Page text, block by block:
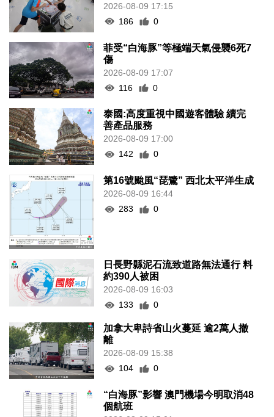
2026-08-09 17:15
186
0
菲受“白海豚”等極端天氣侵襲6死7
傷
2026-08-09 17:07
116
0
泰國:高度重視中國遊客體驗 續完
善產品服務
2026-08-09 17:00
142
0
第16號颱風“琵鷺” 西北太平洋生成
2026-08-09 16:44
283
0
日長野縣泥石流致道路無法通行 料
約390人被困
2026-08-09 16:03
133
0
加拿大卑詩省山火蔓延 逾2萬人撤
離
2026-08-09 15:38
104
0
“白海豚”影響 澳門機場今明取消48
個航班